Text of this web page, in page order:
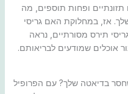
ופחות תוספים, מה
אז, במחלוקת האם גריסי
תירס מסורתיים, נראה
אוכלים שמודעים לבריאותם.
בדיאטה שלך? עם הפרופיל